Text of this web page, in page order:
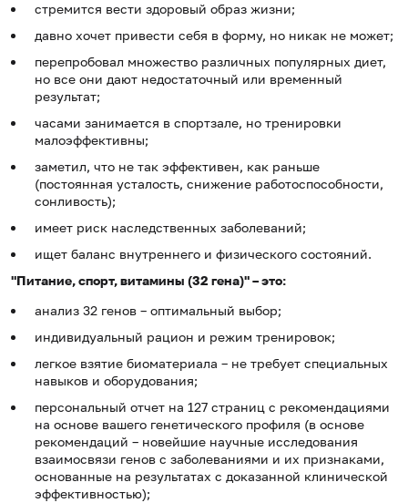
стремится вести здоровый образ жизни;
давно хочет привести себя в форму, но никак не может;
перепробовал множество различных популярных диет,
но все они дают недостаточный или временный
результат;
часами занимается в спортзале, но тренировки
малоэффективны;
заметил, что не так эффективен, как раньше
(постоянная усталость, снижение работоспособности,
сонливость);
имеет риск наследственных заболеваний;
ищет баланс внутреннего и физического состояний.
"Питание, спорт, витамины (32 гена)" – это:
анализ 32 генов – оптимальный выбор;
индивидуальный рацион и режим тренировок;
легкое взятие биоматериала – не требует специальных
навыков и оборудования;
персональный отчет на 127 страниц с рекомендациями
на основе вашего генетического профиля (в основе
рекомендаций – новейшие научные исследования
взаимосвязи генов с заболеваниями и их признаками,
основанные на результатах с доказанной клинической
эффективностью);